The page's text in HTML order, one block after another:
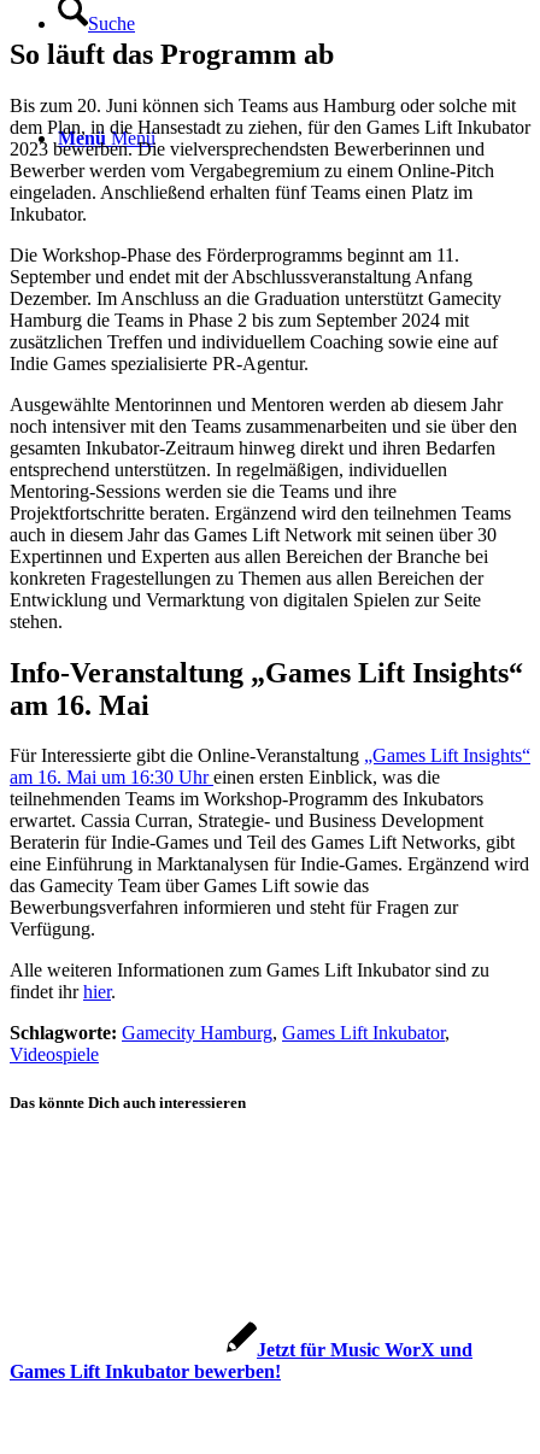
Suche
Menü Menü
So läuft das Programm ab
Bis zum 20. Juni können sich Teams aus Hamburg oder solche mit
dem Plan, in die Hansestadt zu ziehen, für den Games Lift Inkubator
2023 bewerben. Die vielversprechendsten Bewerberinnen und
Bewerber werden vom Vergabegremium zu einem Online-Pitch
eingeladen. Anschließend erhalten fünf Teams einen Platz im
Inkubator.
Die Workshop-Phase des Förderprogramms beginnt am 11.
September und endet mit der Abschlussveranstaltung Anfang
Dezember. Im Anschluss an die Graduation unterstützt Gamecity
Hamburg die Teams in Phase 2 bis zum September 2024 mit
zusätzlichen Treffen und individuellem Coaching sowie eine auf
Indie Games spezialisierte PR-Agentur.
Ausgewählte Mentorinnen und Mentoren werden ab diesem Jahr
noch intensiver mit den Teams zusammenarbeiten und sie über den
gesamten Inkubator-Zeitraum hinweg direkt und ihren Bedarfen
entsprechend unterstützen. In regelmäßigen, individuellen
Mentoring-Sessions werden sie die Teams und ihre
Projektfortschritte beraten. Ergänzend wird den teilnehmen Teams
auch in diesem Jahr das Games Lift Network mit seinen über 30
Expertinnen und Experten aus allen Bereichen der Branche bei
konkreten Fragestellungen zu Themen aus allen Bereichen der
Entwicklung und Vermarktung von digitalen Spielen zur Seite
stehen.
Info-Veranstaltung „Games Lift Insights“
am 16. Mai
Für Interessierte gibt die Online-Veranstaltung „Games Lift Insights“
am 16. Mai um 16:30 Uhreinen ersten Einblick, was die
teilnehmenden Teams im Workshop-Programm des Inkubators
erwartet. Cassia Curran, Strategie- und Business Development
Beraterin für Indie-Games und Teil des Games Lift Networks, gibt
eine Einführung in Marktanalysen für Indie-Games. Ergänzend wird
das Gamecity Team über Games Lift sowie das
Bewerbungsverfahren informieren und steht für Fragen zur
Verfügung.
Alle weiteren Informationen zum Games Lift Inkubator sind zu
findet ihrhier.
Schlagworte: Gamecity Hamburg, Games Lift Inkubator,
Videospiele
Das könnte Dich auch interessieren
Jetzt für Music WorX und
Games Lift Inkubator bewerben!